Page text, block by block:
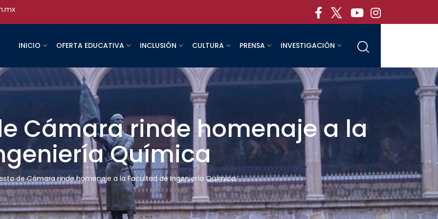
INICIO OFERTA EDUCATIVA INCLUSIÓN CULTURA PRENSA INVESTIGACIÓN
Cámara rinde homenaje a la
Química
de Cámara rinde homenaje a la Facultad de Ingeniería Química